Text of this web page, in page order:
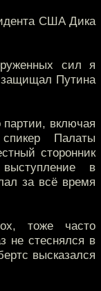
США Дика
сил я
защищал Путина
включая
Палаты
сторонник
в
за всё время
тоже часто
не стеснялся в
высказался